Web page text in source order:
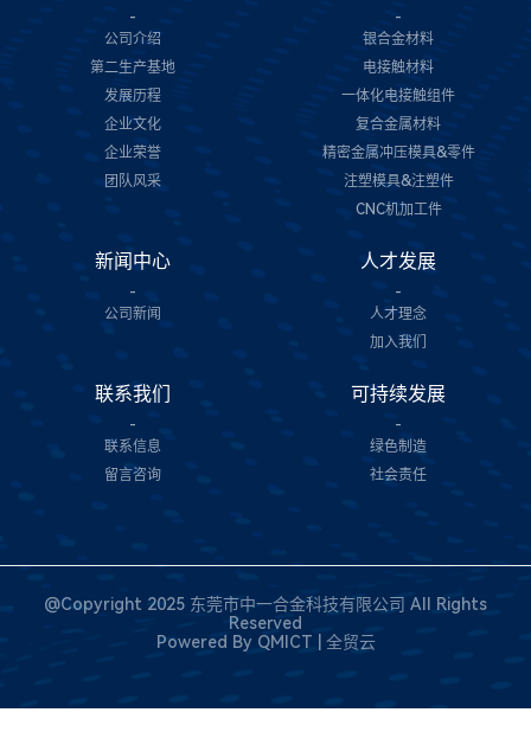
-
公司介绍
第二生产基地
发展历程
企业文化
企业荣誉
团队风采
-
银合金材料
电接触材料
一体化电接触组件
复合金属材料
精密金属冲压模具&零件
注塑模具&注塑件
CNC机加工件
新闻中心
-
公司新闻
人才发展
-
人才理念
加入我们
联系我们
-
联系信息
留言咨询
可持续发展
-
绿色制造
社会责任
@Copyright 2025 东莞市中一合金科技有限公司 All Rights
Reserved
Powered By QMICT | 全贸云